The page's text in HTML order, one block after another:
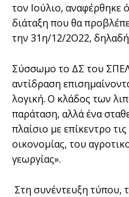
τον Ιούλιο, αναφέρθηκε
διάταξη που θα
την 31η/12/2Ο22, δηλαδή
Σύσσωμο το ΔΣ του
αντίδραση
λογική. Ο κλάδος των
παράταση, αλλά ένα
πλαίσιο με επίκεντρο
οικονομίας, του
γεωργίας».
Στη συνέντευξη τύπου,